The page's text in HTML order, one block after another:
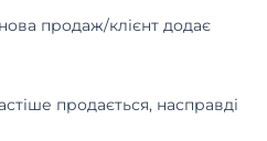
продаж/клієнт додає
продається, насправді